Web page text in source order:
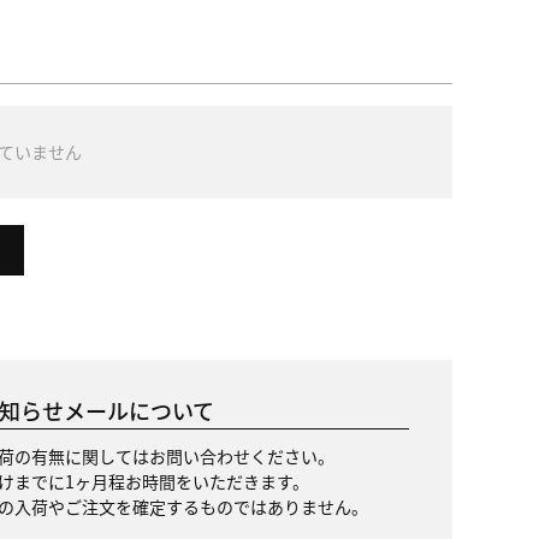
いません
らせメールについて
の有無に関してはお問い合わせください。
までに1ヶ月程お時間をいただきます。
入荷やご注文を確定するものではありません。